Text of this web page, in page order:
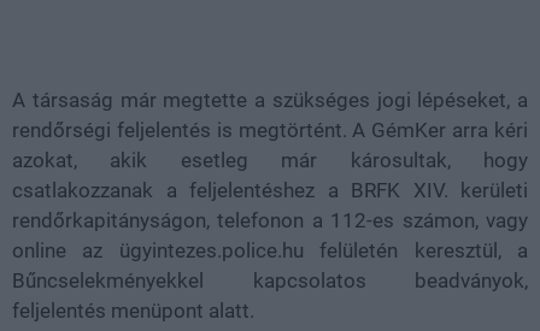
A társaság már megtette a szükséges jogi lépéseket, a
rendőrségi feljelentés is megtörtént. A GémKer arra kéri
azokat, akik esetleg már károsultak, hogy
csatlakozzanak a feljelentéshez a BRFK XIV. kerületi
rendőrkapitányságon, telefonon a 112-es számon, vagy
online az ügyintezes.police.hu felületén keresztül, a
Bűncselekményekkel kapcsolatos beadványok,
feljelentés menüpont alatt.